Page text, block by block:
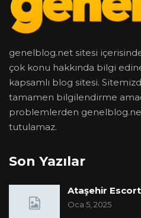
genelblog.net sitesi
çok konu hakkında bilgi
kapsamlı blog sitesi.
tamamen bilgilendirme
problemlerden
tutulamaz.
Son Yazılar
Ataşehir
Oca 5, 2025